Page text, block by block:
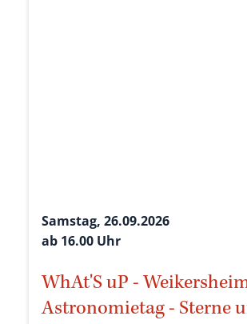
Samstag, 26.09.2026
ab 16.00 Uhr
WhAt'S uP -
Astronomietag - Sterne